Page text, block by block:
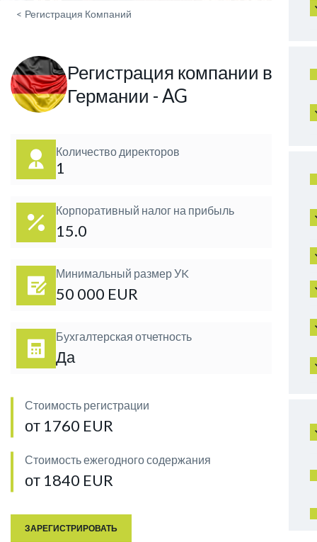
< Регистрация Компаний
Регистрация компании в
Германии - AG
Количество директоров
1
Корпоративный налог на прибыль
15.0
Минимальный размер УK
50 000 EUR
Бухгалтерская отчетность
Да
Стоимость регистрации
от 1760 EUR
Стоимость ежегодного содержания
от 1840 EUR
ЗАРЕГИСТРИРОВАТЬ